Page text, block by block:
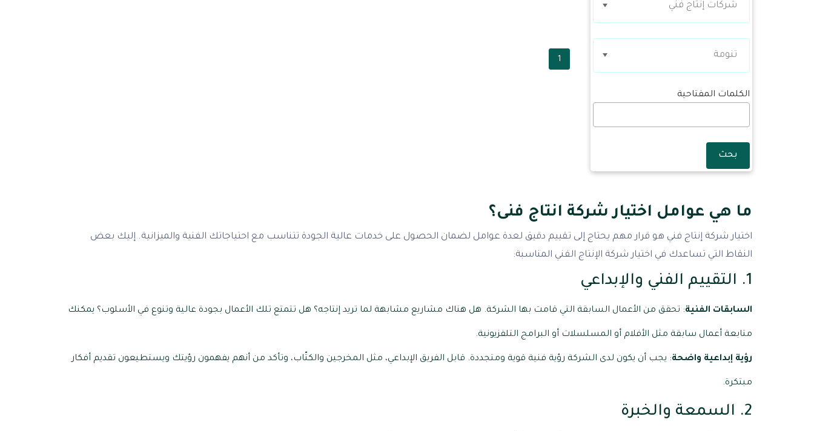
شركات إنتاج فني
تنومة
الكلمات المفتاحية
بحث
1
ما هي عوامل اختيار شركة انتاج فنى؟
اختيار شركة إنتاج فني هو قرار مهم يحتاج إلى تقييم دقيق لعدة عوامل لضمان الحصول على خدمات عالية الجودة تتناسب مع احتياجاتك الفنية والميزانية. إليك بعض
النقاط التي تساعدك في اختيار شركة الإنتاج الفني المناسبة:
1. التقييم الفني والإبداعي
السابقات الفنية: تحقق من الأعمال السابقة التي قامت بها الشركة. هل هناك مشاريع مشابهة لما تريد إنتاجه؟ هل تتمتع تلك الأعمال بجودة عالية وتنوع في الأسلوب؟ يمكنك
متابعة أعمال سابقة مثل الأفلام أو المسلسلات أو البرامج التلفزيونية.
رؤية إبداعية واضحة: يجب أن يكون لدى الشركة رؤية فنية قوية ومتجددة. قابل الفريق الإبداعي، مثل المخرجين والكتّاب، وتأكد من أنهم يفهمون رؤيتك ويستطيعون تقديم أفكار
مبتكرة.
2. السمعة والخبرة